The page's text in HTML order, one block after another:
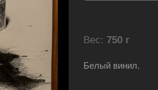
Вес: 750 г
Белый винил.